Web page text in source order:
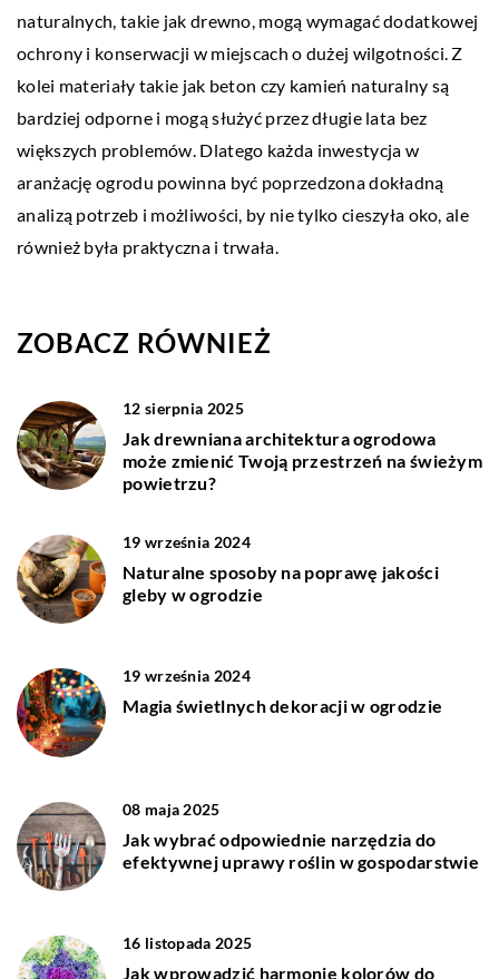
naturalnych, takie jak drewno, mogą wymagać dodatkowej
ochrony i konserwacji w miejscach o dużej wilgotności. Z
kolei materiały takie jak beton czy kamień naturalny są
bardziej odporne i mogą służyć przez długie lata bez
większych problemów. Dlatego każda inwestycja w
aranżację ogrodu powinna być poprzedzona dokładną
analizą potrzeb i możliwości, by nie tylko cieszyła oko, ale
również była praktyczna i trwała.
ZOBACZ RÓWNIEŻ
12 sierpnia 2025
Jak drewniana architektura ogrodowa
może zmienić Twoją przestrzeń na świeżym
powietrzu?
19 września 2024
Naturalne sposoby na poprawę jakości
gleby w ogrodzie
19 września 2024
Magia świetlnych dekoracji w ogrodzie
08 maja 2025
Jak wybrać odpowiednie narzędzia do
efektywnej uprawy roślin w gospodarstwie
16 listopada 2025
Jak wprowadzić harmonię kolorów do